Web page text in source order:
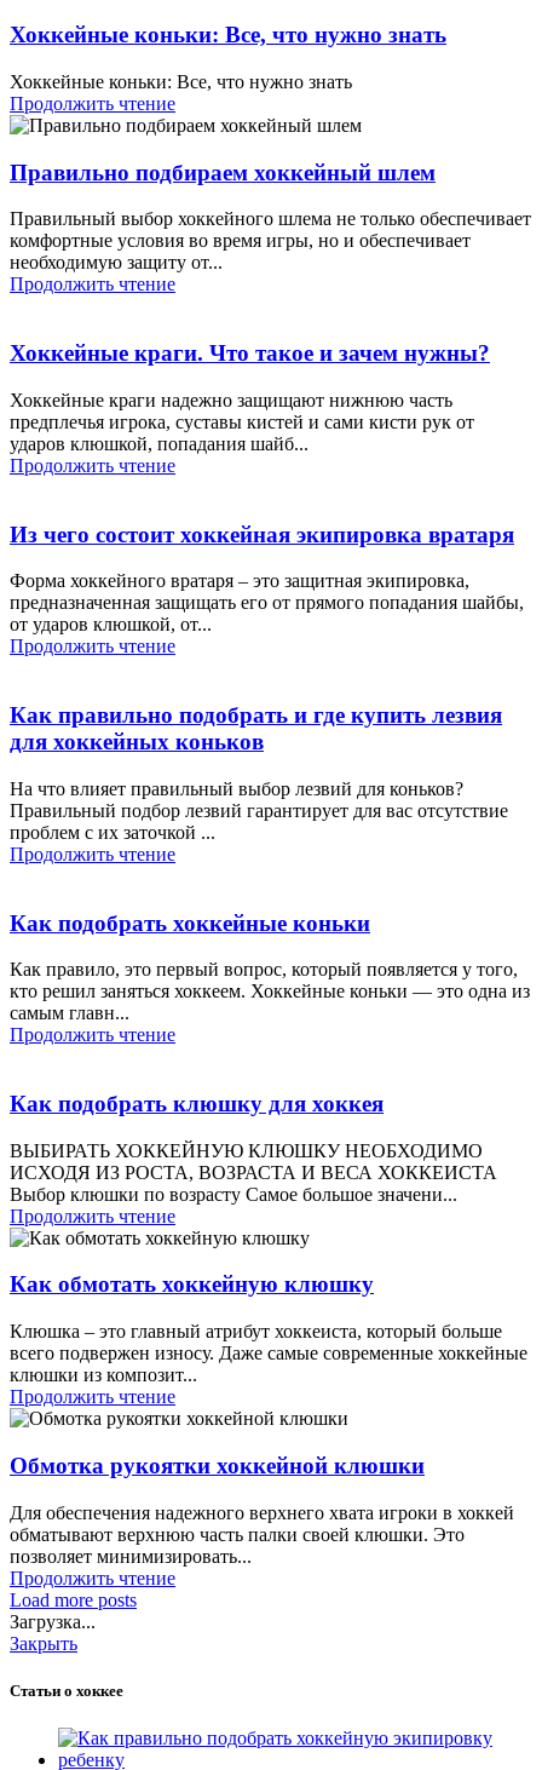
Хоккейные коньки: Все, что нужно знать
Хоккейные коньки: Все, что нужно знать
Продолжить чтение
Правильно подбираем хоккейный шлем
Правильный выбор хоккейного шлема не только обеспечивает
комфортные условия во время игры, но и обеспечивает
необходимую защиту от...
Продолжить чтение
Хоккейные краги. Что такое и зачем нужны?
Хоккейные краги надежно защищают нижнюю часть
предплечья игрока, суставы кистей и сами кисти рук от
ударов клюшкой, попадания шайб...
Продолжить чтение
Из чего состоит хоккейная экипировка вратаря
Форма хоккейного вратаря – это защитная экипировка,
предназначенная защищать его от прямого попадания шайбы,
от ударов клюшкой, от...
Продолжить чтение
Как правильно подобрать и где купить лезвия
для хоккейных коньков
На что влияет правильный выбор лезвий для коньков?
Правильный подбор лезвий гарантирует для вас отсутствие
проблем с их заточкой ...
Продолжить чтение
Как подобрать хоккейные коньки
Как правило, это первый вопрос, который появляется у того,
кто решил заняться хоккеем. Хоккейные коньки — это одна из
самым главн...
Продолжить чтение
Как подобрать клюшку для хоккея
ВЫБИРАТЬ ХОККЕЙНУЮ КЛЮШКУ НЕОБХОДИМО
ИСХОДЯ ИЗ РОСТА, ВОЗРАСТА И ВЕСА ХОККЕИСТА
Выбор клюшки по возрасту Самое большое значени...
Продолжить чтение
Как обмотать хоккейную клюшку
Клюшка – это главный атрибут хоккеиста, который больше
всего подвержен износу. Даже самые современные хоккейные
клюшки из композит...
Продолжить чтение
Обмотка рукоятки хоккейной клюшки
Для обеспечения надежного верхнего хвата игроки в хоккей
обматывают верхнюю часть палки своей клюшки. Это
позволяет минимизировать...
Продолжить чтение
Load more posts
Загрузка...
Закрыть
Статьи о хоккее